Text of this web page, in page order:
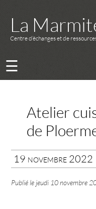
La
Centre d’échanges et de
☰
Atelier
de
19 novembre 2022
Publié le jeudi 10 novembre